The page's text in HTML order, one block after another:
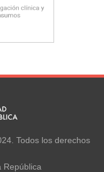
Todos los derechos
República